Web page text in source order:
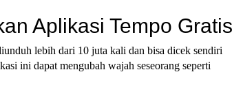
Aplikasi Tempo Gratis
lebih dari 10 juta kali dan bisa dicek sendiri
ini dapat mengubah wajah seseorang seperti